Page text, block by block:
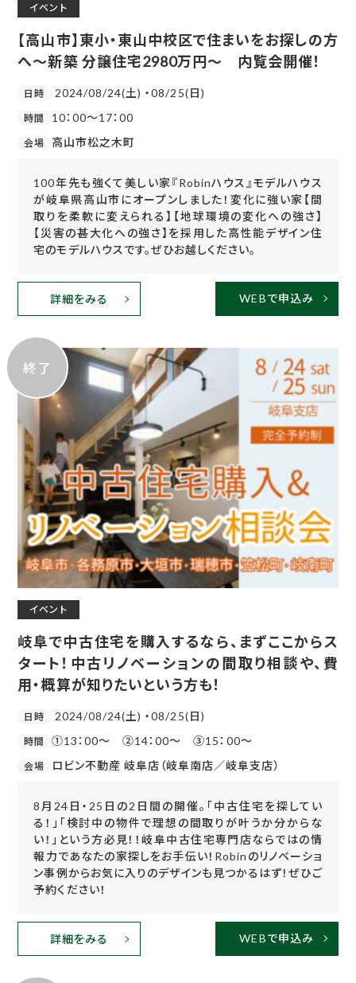
イベント
【高山市】東小・東山中校区で住まいをお探しの方
へ～新築 分譲住宅2980万円～ 内覧会開催！
日時 2024/08/24(土) ・08/25(日)
時間 10：00～17：00
会場 高山市松之木町
100年先も強くて美しい家『Robinハウス』モデルハウス
が岐阜県高山市にオープンしました！変化に強い家【間
取りを柔軟に変えられる】【地球環境の変化への強さ】
【災害の甚大化への強さ】を採用した高性能デザイン住
宅のモデルハウスです。ぜひお越しください。
詳細をみる WEBで申込み
終了
イベント
岐阜で中古住宅を購入するなら、まずここからス
タート！中古リノベーションの間取り相談や、費
用・概算が知りたいという方も！
日時 2024/08/24(土) ・08/25(日)
時間 ①13：00～ ②14：00～ ③15：00～
会場 ロビン不動産 岐阜店（岐阜南店／岐阜支店）
8月24日・25日の2日間の開催。「中古住宅を探してい
る！」「検討中の物件で理想の間取りが叶うか分からな
い！」という方必見！！岐阜中古住宅専門店ならではの情
報力であなたの家探しをお手伝い！Robinのリノベーショ
ン事例からお気に入りのデザインも見つかるはず！ぜひご
予約ください！
詳細をみる WEBで申込み